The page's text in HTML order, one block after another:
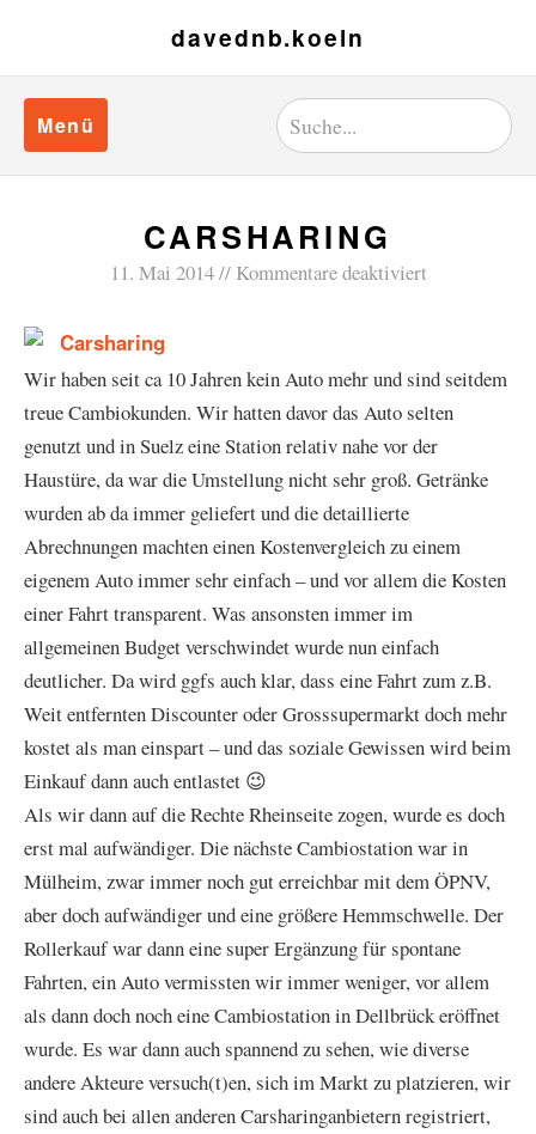
davednb.koeln
Menü
CARSHARING
11. Mai 2014 Kommentare deaktiviert
Wir haben seit ca 10 Jahren kein Auto mehr und sind seitdem
treue Cambiokunden. Wir hatten davor das Auto selten
genutzt und in Suelz eine Station relativ nahe vor der
Haustüre, da war die Umstellung nicht sehr groß. Getränke
wurden ab da immer geliefert und die detaillierte
Abrechnungen machten einen Kostenvergleich zu einem
eigenem Auto immer sehr einfach – und vor allem die Kosten
einer Fahrt transparent. Was ansonsten immer im
allgemeinen Budget verschwindet wurde nun einfach
deutlicher. Da wird ggfs auch klar, dass eine Fahrt zum z.B.
Weit entfernten Discounter oder Grosssupermarkt doch mehr
kostet als man einspart – und das soziale Gewissen wird beim
Einkauf dann auch entlastet 😉
Als wir dann auf die Rechte Rheinseite zogen, wurde es doch
erst mal aufwändiger. Die nächste Cambiostation war in
Mülheim, zwar immer noch gut erreichbar mit dem ÖPNV,
aber doch aufwändiger und eine größere Hemmschwelle. Der
Rollerkauf war dann eine super Ergänzung für spontane
Fahrten, ein Auto vermissten wir immer weniger, vor allem
als dann doch noch eine Cambiostation in Dellbrück eröffnet
wurde. Es war dann auch spannend zu sehen, wie diverse
andere Akteure versuch(t)en, sich im Markt zu platzieren, wir
sind auch bei allen anderen Carsharinganbietern registriert,